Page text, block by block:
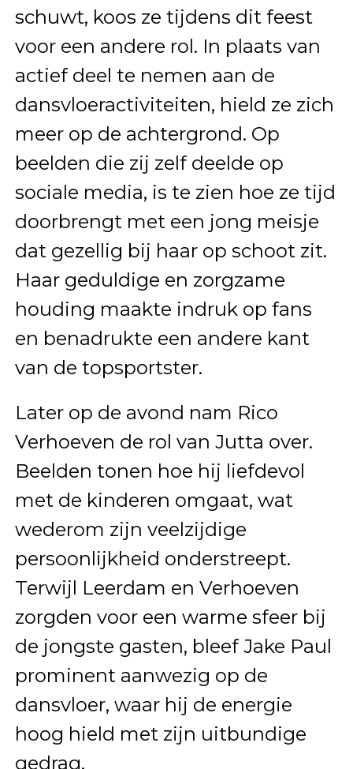
schuwt, koos ze tijdens dit feest
voor een andere rol. In plaats van
actief deel te nemen aan de
dansvloeractiviteiten, hield ze zich
meer op de achtergrond. Op
beelden die zij zelf deelde op
sociale media, is te zien hoe ze tijd
doorbrengt met een jong meisje
dat gezellig bij haar op schoot zit.
Haar geduldige en zorgzame
houding maakte indruk op fans
en benadrukte een andere kant
van de topsportster.
Later op de avond nam Rico
Verhoeven de rol van Jutta over.
Beelden tonen hoe hij liefdevol
met de kinderen omgaat, wat
wederom zijn veelzijdige
persoonlijkheid onderstreept.
Terwijl Leerdam en Verhoeven
zorgden voor een warme sfeer bij
de jongste gasten, bleef Jake Paul
prominent aanwezig op de
dansvloer, waar hij de energie
hoog hield met zijn uitbundige
gedrag.